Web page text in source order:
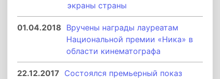
экраны страны
01.04.2018 Вручены награды лауреатам
Национальной премии «Ника» в
области кинематографа
22.12.2017 Состоялся премьерный показ